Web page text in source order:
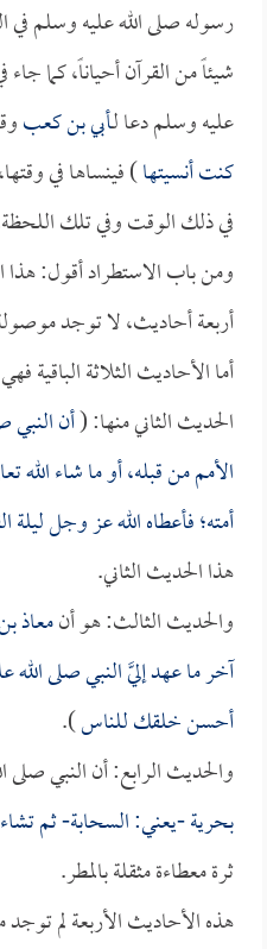
رسوله صلى الله عليه وسلم في
شيئاً من القرآن أحياناً، كما
عليه وسلم دعا لـأبي بن كعب
كنت أنسيتها) فينساها في
في ذلك الوقت وفي تلك
ومن باب الاستطراد أقول:
أربعة أحاديث، لا توجد
أما الأحاديث الثلاثة الباقية
الحديث الثاني منها: (أن النبي
الأمم من قبله، أو ما شاء الله
أمته؛ فأعطاه الله عز وجل
هذا الحديث الثاني.
والحديث الثالث: هو أنمعاذ
آخر ما عهد إليَّ النبي صلى
أحسن خلقك للناس).
والحديث الرابع: أن النبي
بحرية -يعني: السحابة- ثم
ثرة معطاءة مثقلة بالمطر.
هذه الأحاديث الأربعة لم